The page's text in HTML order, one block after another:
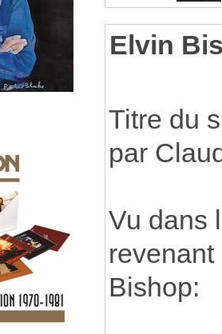
Elvin
Titre du
par
Vu dans
Bishop: